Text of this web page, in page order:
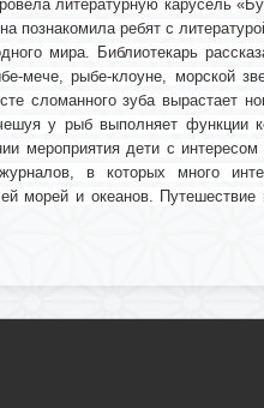
литературную карусель
познакомила ребят с
мира. Библиотекарь
мече, рыбе-клоуне, морской
сломанного зуба вырастает
у рыб выполняет функции
мероприятия дети с
в которых много
морей и океанов.